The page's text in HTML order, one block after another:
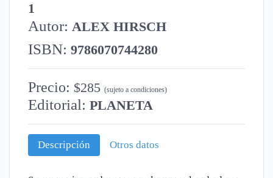
1
Autor: ALEX HIRSCH
ISBN: 9786070744280
Precio: $285 (sujeto a condiciones)
Editorial: PLANETA
Descripción Otros datos